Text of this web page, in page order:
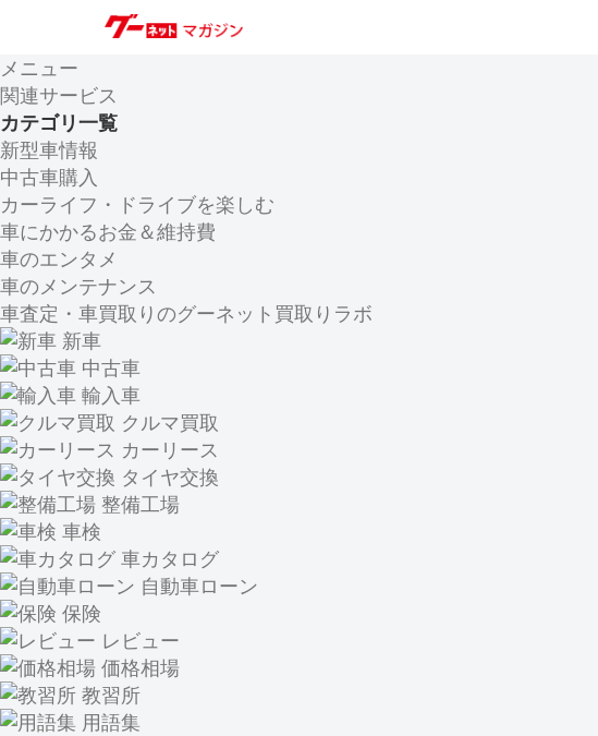
メニュー
関連サービス
カテゴリ一覧
新型車情報
中古車購入
カーライフ・ドライブを楽しむ
車にかかるお金＆維持費
車のエンタメ
車のメンテナンス
車査定・車買取りのグーネット買取りラボ
新車
中古車
輸入車
クルマ買取
カーリース
タイヤ交換
整備工場
車検
車カタログ
自動車ローン
保険
レビュー
価格相場
教習所
用語集